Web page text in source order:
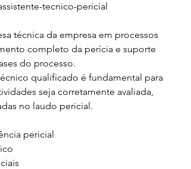
tecnico-pericial
técnica da empresa em processos
completo da perícia e suporte
do processo.
qualificado é fundamental para
seja corretamente avaliada,
no laudo pericial.
pericial